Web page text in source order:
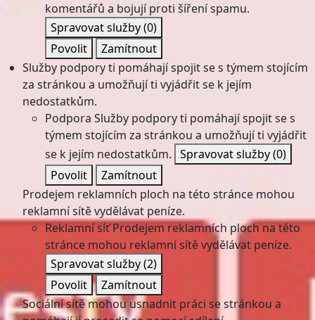
komentářů a bojují proti šíření spamu.
Spravovat služby(0)
Povolit
Zamítnout
Služby podpory ti pomáhají spojit se s týmem stojícím
za stránkou a umožňují ti vyjádřit se k jejím
nedostatkům.
Podpora Služby podpory ti pomáhají spojit se s
týmem stojícím za stránkou a umožňují ti vyjádřit
se k jejím nedostatkům. Spravovat služby(0)
Povolit
Zamítnout
Prodejem reklamních ploch na této stránce mohou
reklamní sítě vydělávat peníze.
Reklamní síťProdejem reklamních ploch na této
stránce mohou reklamní sítě vydělávat peníze.
Spravovat služby(2)
Povolit
Zamítnout
Sociální sítě mohou usnadnit práci se stránkou a